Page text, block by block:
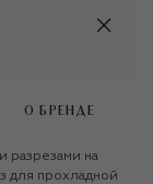
О БРЕНДЕ
разрезами на
для прохладной